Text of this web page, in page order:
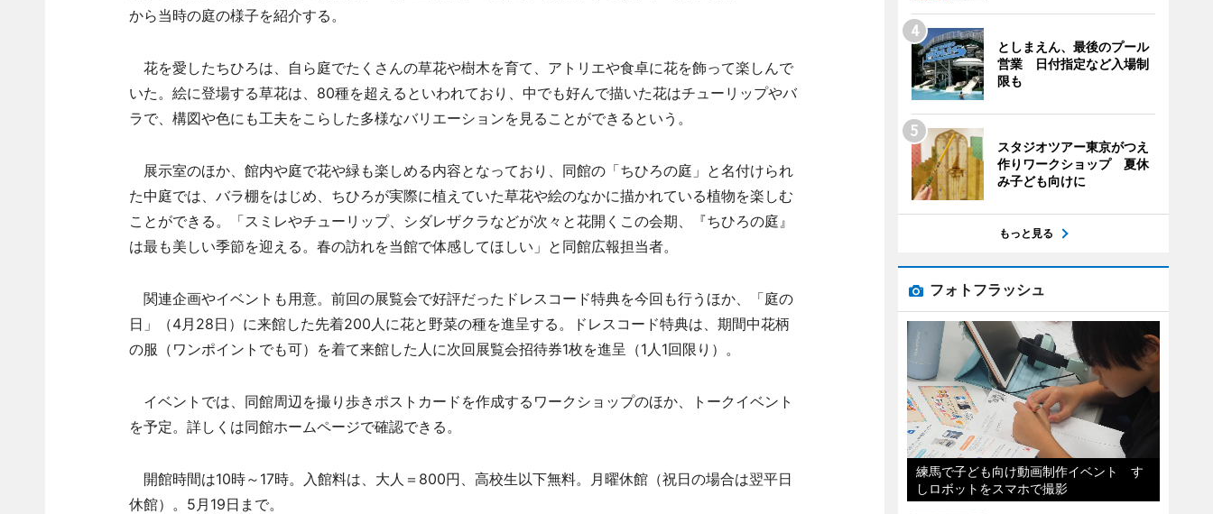
から当時の庭の様子を紹介する。
花を愛したちひろは、自ら庭でたくさんの草花や樹木を育て、アトリエや食卓に花を飾って楽しんで
いた。絵に登場する草花は、80種を超えるといわれており、中でも好んで描いた花はチューリップやバ
ラで、構図や色にも工夫をこらした多様なバリエーションを見ることができるという。
展示室のほか、館内や庭で花や緑も楽しめる内容となっており、同館の「ちひろの庭」と名付けられ
た中庭では、バラ棚をはじめ、ちひろが実際に植えていた草花や絵のなかに描かれている植物を楽しむ
ことができる。「スミレやチューリップ、シダレザクラなどが次々と花開くこの会期、『ちひろの庭』
は最も美しい季節を迎える。春の訪れを当館で体感してほしい」と同館広報担当者。
関連企画やイベントも用意。前回の展覧会で好評だったドレスコード特典を今回も行うほか、「庭の
日」（4月28日）に来館した先着200人に花と野菜の種を進呈する。ドレスコード特典は、期間中花柄
の服（ワンポイントでも可）を着て来館した人に次回展覧会招待券1枚を進呈（1人1回限り）。
イベントでは、同館周辺を撮り歩きポストカードを作成するワークショップのほか、トークイベント
を予定。詳しくは同館ホームページで確認できる。
開館時間は10時～17時。入館料は、大人＝800円、高校生以下無料。月曜休館（祝日の場合は翌平日
休館）。5月19日まで。
としまえん、最後のプール
営業 日付指定など入場制
限も
スタジオツアー東京がつえ
作りワークショップ 夏休
み子ども向けに
もっと見る
フォトフラッシュ
練馬で子ども向け動画制作イベント す
しロボットをスマホで撮影